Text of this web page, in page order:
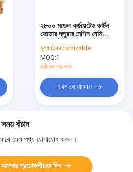
২৮০০ মডেল কর্গুয়েটেড কার্টন
ফোল্ডার গ্লুয়ার মেশিন সেমি
মূল্য:Customizable
MOQ:1
সর্বশেষ দাম পান
এখন যোগাযোগ
বাঁচান
সেরা পণ্য যোগাযোগ করুন।
আপনার প্রয়োজনীয়তা দিন